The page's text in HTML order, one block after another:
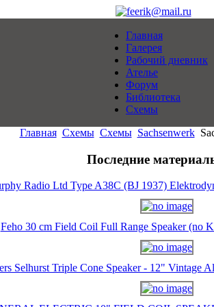
Главная
Галерея
Рабочий дневник
Ателье
Форум
Библиотека
Схемы
Главная Схемы Схемы Sachsenwerk
Последние
Radio Ltd Type A38C (BJ 1937)
Feho 30 cm Field Coil Full Range Speaker (no
Selhurst Triple Cone Speaker - 12" Vintage